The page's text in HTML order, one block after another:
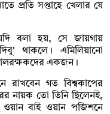
প্রতি সপ্তাহে খেলার যে
বলা হয়, সে জায়গায়
থাকলে। এমিলিয়ানো
গোলরক্ষকদের একজন।
রাখবেন গত বিশ্বকাপের
নায়ক তো তিনি ছিলেনই,
ওয়ান বাই ওয়ান পজিশনে